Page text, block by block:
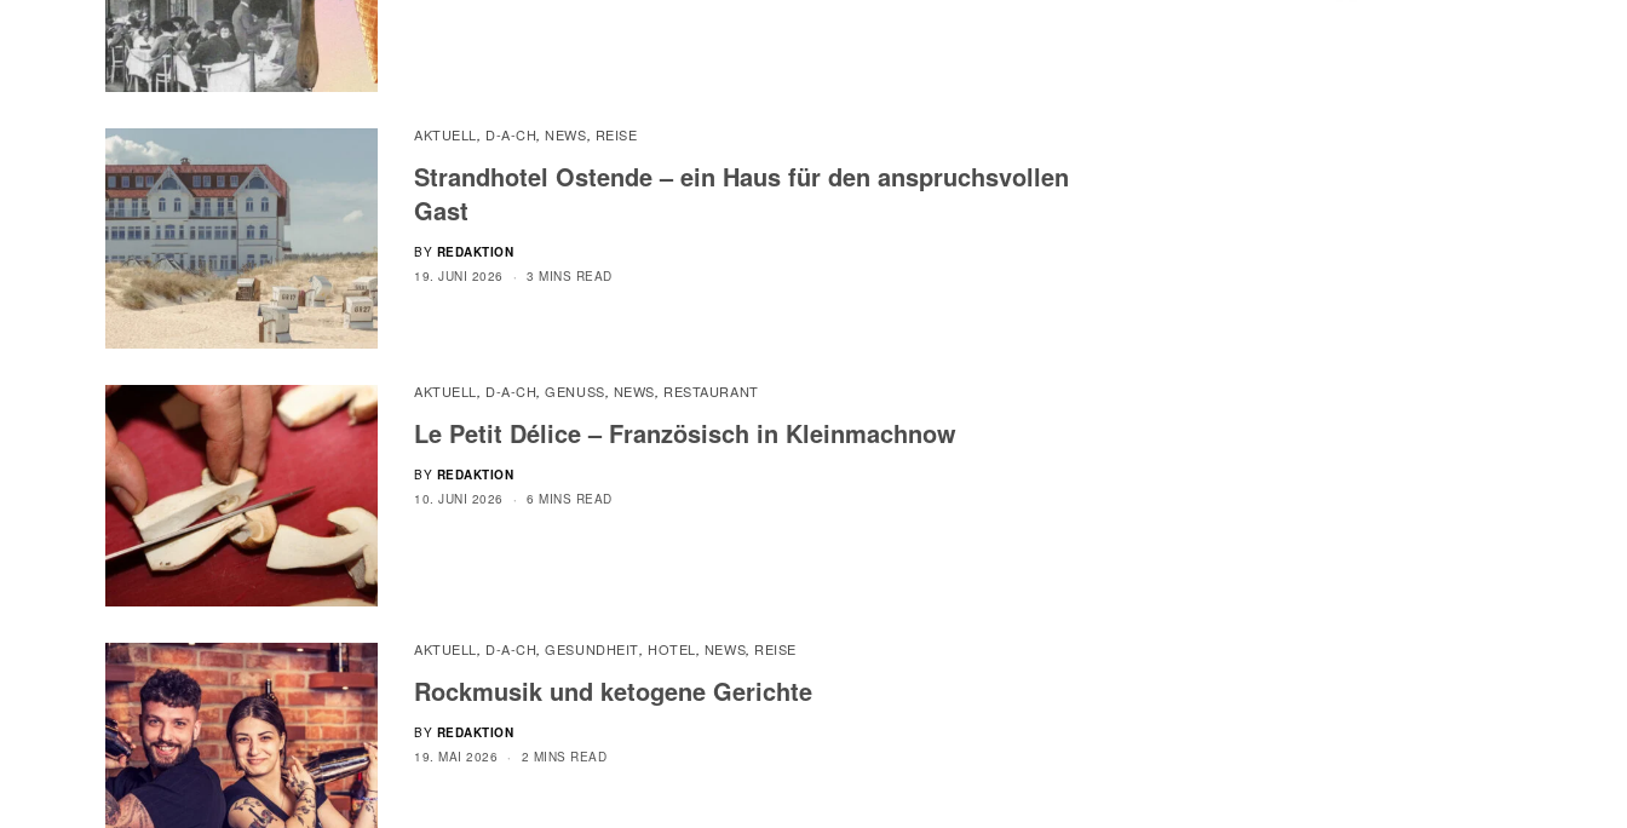
AKTUELL , D-A-CH,NEWS, REISE
Strandhotel Ostende – ein Haus für den anspruchsvollen
Gast
BY REDAKTION
19. JUNI 2026
3 MINS READ
AKTUELL , D-A-CH,GENUSS, NEWS, RESTAURANT
Le Petit Délice – Französisch in Kleinmachnow
BY REDAKTION
10. JUNI 2026
6 MINS READ
AKTUELL , D-A-CH,GESUNDHEIT, HOTEL , NEWS, REISE
Rockmusik und ketogene Gerichte
BY REDAKTION
19. MAI 2026
2 MINS READ